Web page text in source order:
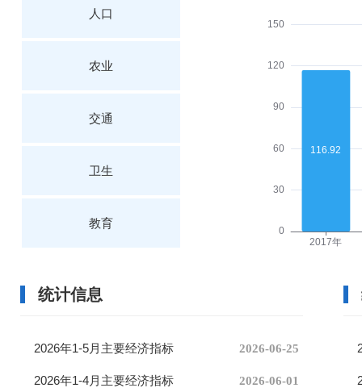
人口
农业
交通
卫生
教育
统计信息
2026年1-5月主要经济指标 2026-06-25
2026年1-4月主要经济指标 2026-06-01